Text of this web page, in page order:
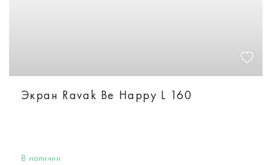
Экран Ravak Be Happy L 160
В наличии